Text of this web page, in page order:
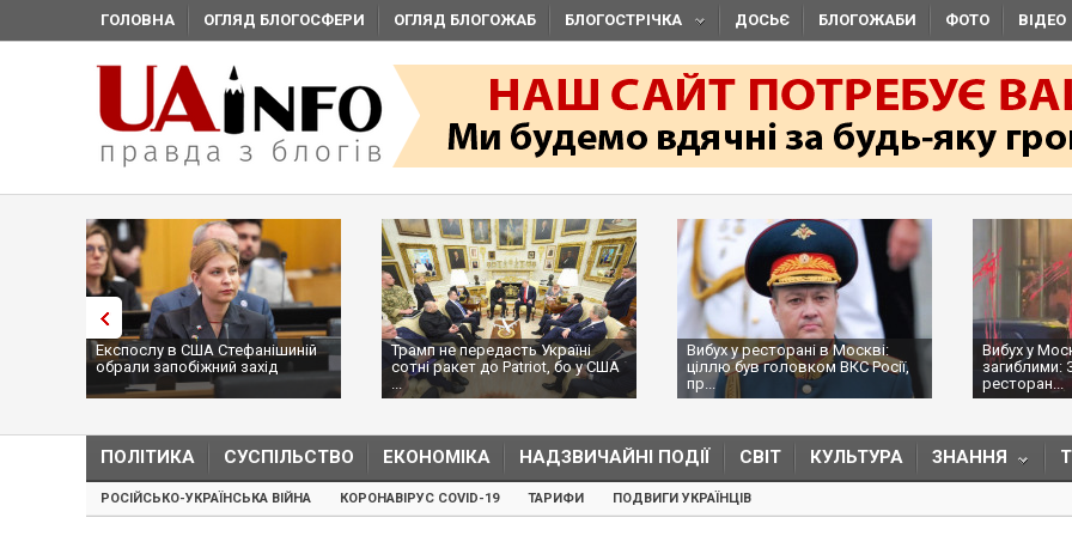
ГОЛОВНА ОГЛЯД БЛОГОСФЕРИ ОГЛЯД БЛОГОЖАБ БЛОГОСТРІЧКА ДОСЬЄ БЛОГОЖАБИ ФОТО ВІДЕО
Експослу в США Стефанішиній
обрали запобіжний захід
Трамп не передасть Україні
сотні ракет до Patriot, бо у США
...
Вибух у ресторані в Москві:
ціллю був головком ВКС Росії,
пр...
Вибух у
загиблими:
ресторан...
ПОЛІТИКА СУСПІЛЬСТВО ЕКОНОМІКА НАДЗВИЧАЙНІ ПОДІЇ СВІТ КУЛЬТУРА ЗНАННЯ
РОСІЙСЬКО-УКРАЇНСЬКА ВІЙНА КОРОНАВІРУС COVID-19 ТАРИФИ ПОДВИГИ УКРАЇНЦІВ